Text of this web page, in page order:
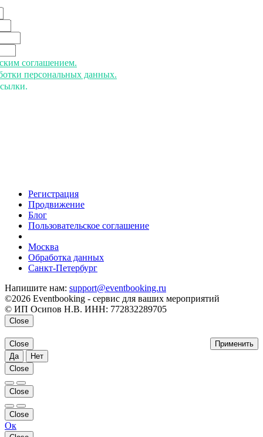
соглашением.
персональных данных.
Регистрация
Продвижение
Блог
Пользовательское соглашение
Москва
Обработка данных
Санкт-Петербург
Напишите нам: support@eventbooking.ru
©2026 Eventbooking - сервис для ваших мероприятий
© ИП Осипов Н.В. ИНН: 772832289705
Close
Применить
Close
Да
Нет
Close
Close
Close
Ок